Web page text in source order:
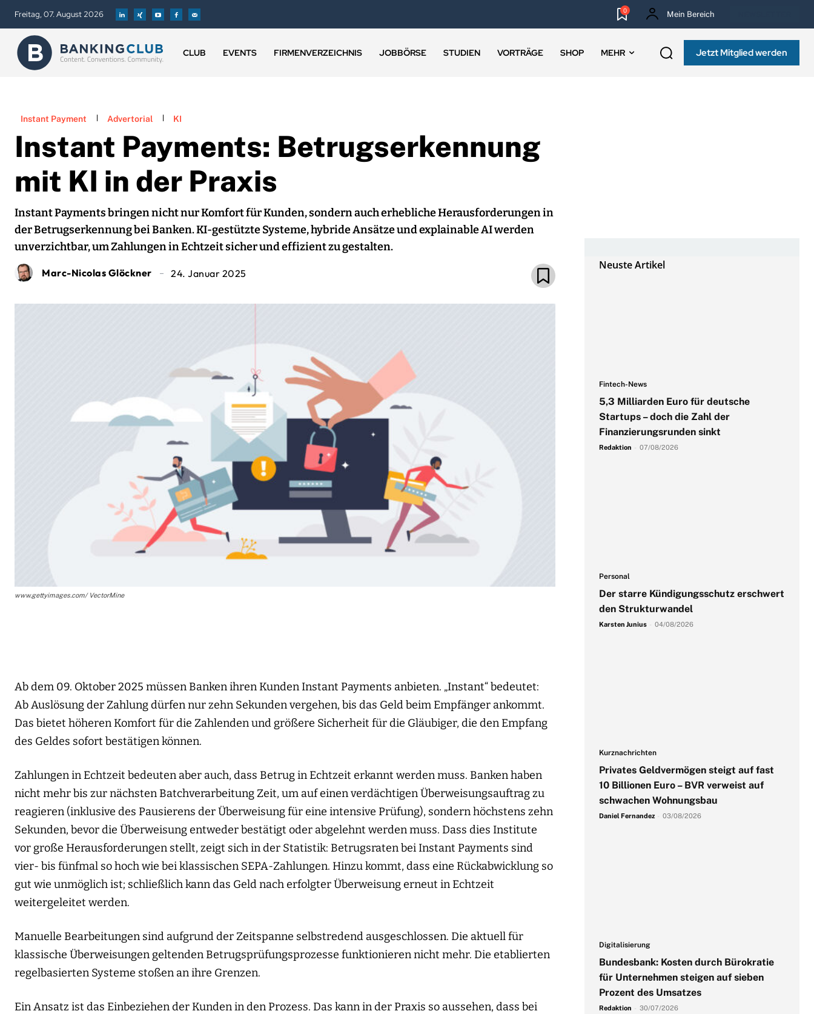
Freitag, 07. August 2026 0 Mein Bereich
CLUB EVENTS FIRMENVERZEICHNIS JOBBÖRSE STUDIEN VORTRÄGE SHOP MEHR Jetzt Mitglied werden
Instant Payment Advertorial KI
Instant Payments: Betrugserkennung
mit KI in der Praxis
Instant Payments bringen nicht nur Komfort für Kunden, sondern auch erhebliche Herausforderungen in
der Betrugserkennung bei Banken. KI-gestützte Systeme, hybride Ansätze und explainable AI werden
unverzichtbar, um Zahlungen in Echtzeit sicher und effizient zu gestalten.
Marc-Nicolas Glöckner 24. Januar 2025
www.gettyimages.com/ VectorMine
Ab dem 09. Oktober 2025 müssen Banken ihren Kunden Instant Payments anbieten. „Instant“ bedeutet:
Ab Auslösung der Zahlung dürfen nur zehn Sekunden vergehen, bis das Geld beim Empfänger ankommt.
Das bietet höheren Komfort für die Zahlenden und größere Sicherheit für die Gläubiger, die den Empfang
des Geldes sofort bestätigen können.
Zahlungen in Echtzeit bedeuten aber auch, dass Betrug in Echtzeit erkannt werden muss. Banken haben
nicht mehr bis zur nächsten Batchverarbeitung Zeit, um auf einen verdächtigen Überweisungsauftrag zu
reagieren (inklusive des Pausierens der Überweisung für eine intensive Prüfung), sondern höchstens zehn
Sekunden, bevor die Überweisung entweder bestätigt oder abgelehnt werden muss. Dass dies Institute
vor große Herausforderungen stellt, zeigt sich in der Statistik: Betrugsraten bei Instant Payments sind
vier- bis fünfmal so hoch wie bei klassischen SEPA-Zahlungen. Hinzu kommt, dass eine Rückabwicklung so
gut wie unmöglich ist; schließlich kann das Geld nach erfolgter Überweisung erneut in Echtzeit
weitergeleitet werden.
Manuelle Bearbeitungen sind aufgrund der Zeitspanne selbstredend ausgeschlossen. Die aktuell für
klassische Überweisungen geltenden Betrugsprüfungsprozesse funktionieren nicht mehr. Die etablierten
regelbasierten Systeme stoßen an ihre Grenzen.
Ein Ansatz ist das Einbeziehen der Kunden in den Prozess. Das kann in der Praxis so aussehen, dass bei
Neuste Artikel
Fintech-News
5,3 Milliarden Euro für deutsche
Startups – doch die Zahl der
Finanzierungsrunden sinkt
Redaktion 07/08/2026
Personal
Der starre Kündigungsschutz erschwert
den Strukturwandel
Karsten Junius 04/08/2026
Kurznachrichten
Privates Geldvermögen steigt auf fast
10 Billionen Euro – BVR verweist auf
schwachen Wohnungsbau
Daniel Fernandez 03/08/2026
Digitalisierung
Bundesbank: Kosten durch Bürokratie
für Unternehmen steigen auf sieben
Prozent des Umsatzes
Redaktion 30/07/2026